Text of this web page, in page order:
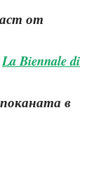
от
La Biennale di
в